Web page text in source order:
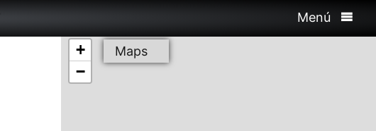
Menú
+
−
Maps